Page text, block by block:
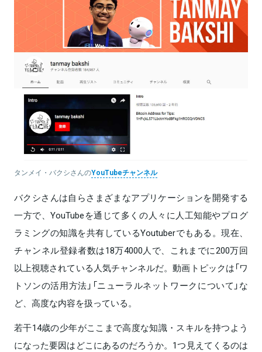
タンメイ・バクシさんのYouTubeチャンネル
バクシさんは自らさまざまなアプリケーションを開発する
一方で、YouTubeを通じて多くの人々に人工知能やプログ
ラミングの知識を共有しているYoutuberでもある。現在、
チャンネル登録者数は18万4000人で、これまでに200万回
以上視聴されている人気チャンネルだ。動画トピックは「ワ
トソンの活用方法」「ニューラルネットワークについて」な
ど、高度な内容を扱っている。
若干14歳の少年がここまで高度な知識・スキルを持つよう
になった要因はどこにあるのだろうか。1つ見えてくるのは